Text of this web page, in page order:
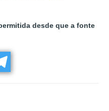
desde que a fonte